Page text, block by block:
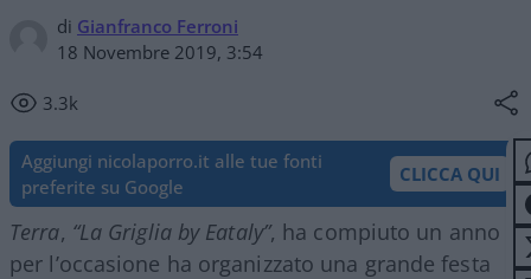
di Gianfranco Ferroni
18 Novembre 2019, 3:54
3.3k
Aggiungi nicolaporro.it alle tue fonti
preferite su Google
CLICCA QUI
Terra, “La Griglia by Eataly”, ha compiuto un anno e
per l’occasione ha organizzato una grande festa